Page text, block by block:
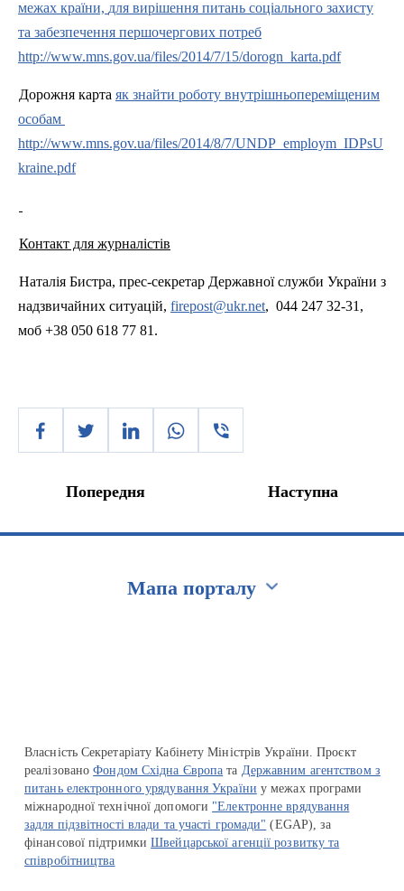
межах країни, для вирішення питань соціального захисту
та забезпечення першочергових потреб
http://www.mns.gov.ua/files/2014/7/15/dorogn_karta.pdf
Дорожня карта як знайти роботу внутрішньопереміщеним
особам
http://www.mns.gov.ua/files/2014/8/7/UNDP_employm_IDPsU
kraine.pdf
Контакт для журналістів
Наталія Бистра, прес-секретар Державної служби України з
надзвичайних ситуацій, firepost@ukr.net, 044 247 32-31,
моб +38 050 618 77 81.
Попередня Наступна
Мапа порталу
Власність Секретаріату Кабінету Міністрів України. Проєкт
реалізованоФондом Східна Європа та Державним агентством з
питань електронного урядування України у межах програми
міжнародної технічної допомоги "Електронне врядування
задля підзвітності влади та участі громади" (EGAP), за
фінансової підтримкиШвейцарської агенції розвитку та
співробітництва